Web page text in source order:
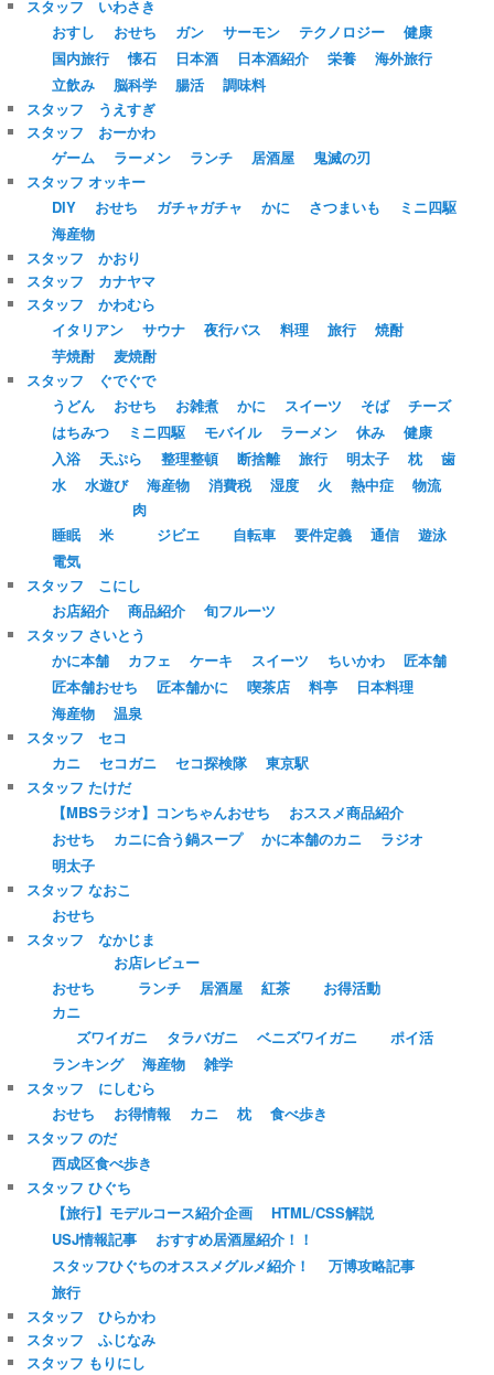
スタッフ いわさき
おすし
おせち ガン サーモン テクノロジー
健康
国内旅行
懐石 日本酒 日本酒紹介 栄養
海外旅行
立飲み
脳科学 腸活
調味料
スタッフ うえすぎ
スタッフ おーかわ
ゲーム
ラーメン ランチ 居酒屋
鬼滅の刃
スタッフ オッキー
DIY
おせち ガチャガチャ かに さつまいも
ミニ四駆
海産物
スタッフ かおり
スタッフ カナヤマ
スタッフ かわむら
イタリアン
サウナ 夜行バス 料理 旅行
焼酎
芋焼酎
麦焼酎
スタッフ ぐでぐで
うどん
おせち お雑煮 かに スイーツ そば
チーズ
はちみつ
ミニ四駆 モバイル ラーメン 休み
健康
入浴
天ぷら 整理整頓 断捨離 旅行 明太子 枕
歯
水
水遊び 海産物 消費税 湿度 火 熱中症 物流
睡眠 米
肉
ジビエ
自転車 要件定義 通信
遊泳
電気
スタッフ こにし
お店紹介
商品紹介
旬フルーツ
スタッフ さいとう
かに本舗
カフェ ケーキ スイーツ ちいかわ
匠本舗
匠本舗おせち
匠本舗かに 喫茶店 料亭
日本料理
海産物
温泉
スタッフ セコ
カニ
セコガニ セコ探検隊
東京駅
スタッフ たけだ
【MBSラジオ】コンちゃんおせち
おススメ商品紹介
おせち
カニに合う鍋スープ かに本舗のカニ
ラジオ
明太子
スタッフ なおこ
おせち
スタッフ なかじま
おせち
お店レビュー
ランチ
居酒屋 紅茶
お得活動
カニ
ズワイガニ
タラバガニ ベニズワイガニ
ポイ活
ランキング
海産物
雑学
スタッフ にしむら
おせち
お得情報 カニ 枕
食べ歩き
スタッフ のだ
西成区食べ歩き
スタッフ ひぐち
【旅行】モデルコース紹介企画
HTML/CSS解説
USJ情報記事
おすすめ居酒屋紹介！！
スタッフひぐちのオススメグルメ紹介！
万博攻略記事
旅行
スタッフ ひらかわ
スタッフ ふじなみ
スタッフ もりにし